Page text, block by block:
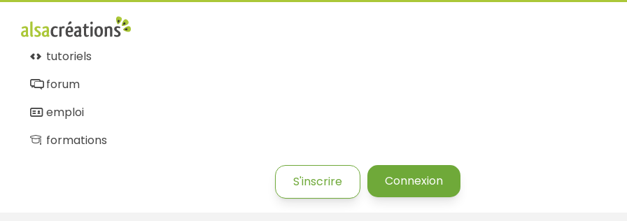
tutoriels
forum
emploi
formations
S'inscrire Connexion